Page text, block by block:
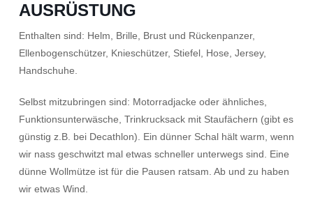
AUSRÜSTUNG
Enthalten sind: Helm, Brille, Brust und Rückenpanzer,
Ellenbogenschützer, Knieschützer, Stiefel, Hose, Jersey,
Handschuhe.
Selbst mitzubringen sind: Motorradjacke oder ähnliches,
Funktionsunterwäsche, Trinkrucksack mit Staufächern (gibt es
günstig z.B. bei Decathlon). Ein dünner Schal hält warm, wenn
wir nass geschwitzt mal etwas schneller unterwegs sind. Eine
dünne Wollmütze ist für die Pausen ratsam. Ab und zu haben
wir etwas Wind.